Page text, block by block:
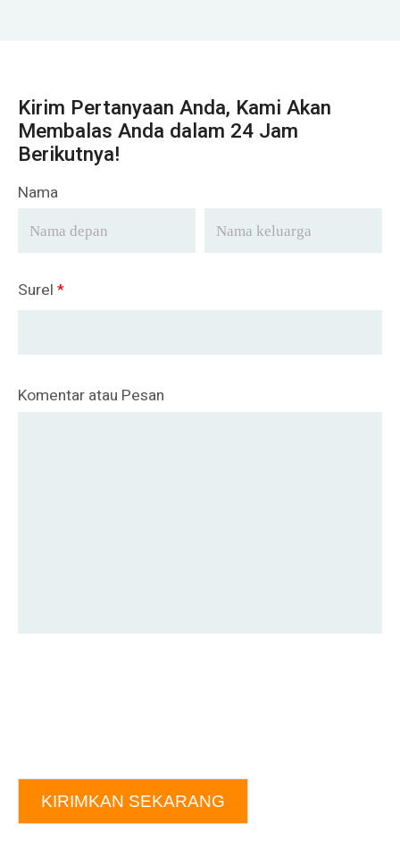
Kirim Pertanyaan Anda, Kami Akan
Membalas Anda dalam 24 Jam
Berikutnya!
Nama
Surel *
Komentar atau Pesan
KIRIMKAN SEKARANG